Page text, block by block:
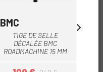
BMC
TIGE DE SELLE
DÉCALÉE BMC
ROADMACHINE 15 MM